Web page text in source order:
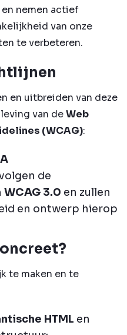
nemen actief
van onze
te verbeteren.
en uitbreiden van deze
van deWeb
(WCAG):
de
WCAG 3.0 en zullen
en ontwerp hierop
te maken en te
HTML en